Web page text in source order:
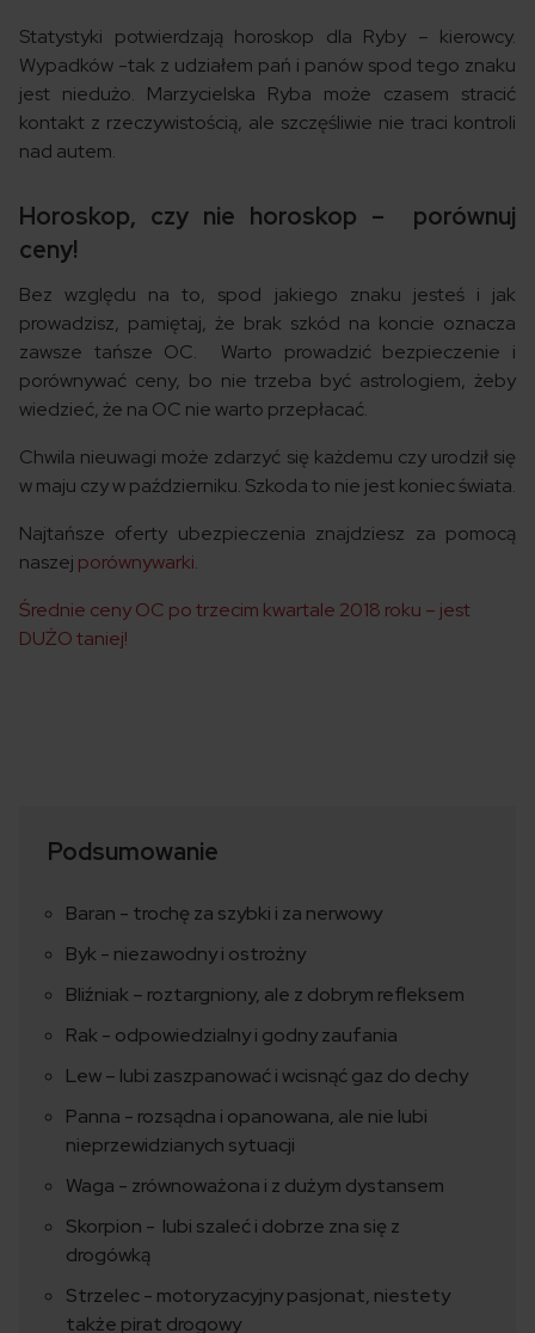
Statystyki potwierdzają horoskop dla Ryby – kierowcy.
Wypadków -tak z udziałem pań i panów spod tego znaku
jest niedużo. Marzycielska Ryba może czasem stracić
kontakt z rzeczywistością, ale szczęśliwie nie traci kontroli
nad autem.
Horoskop, czy nie horoskop – porównuj
ceny!
Bez względu na to, spod jakiego znaku jesteś i jak
prowadzisz, pamiętaj, że brak szkód na koncie oznacza
zawsze tańsze OC. Warto prowadzić bezpieczenie i
porównywać ceny, bo nie trzeba być astrologiem, żeby
wiedzieć, że na OC nie warto przepłacać.
Chwila nieuwagi może zdarzyć się każdemu czy urodził się
w maju czy w październiku. Szkoda to nie jest koniec świata.
Najtańsze oferty ubezpieczenia znajdziesz za pomocą
naszej porównywarki.
Średnie ceny OC po trzecim kwartale 2018 roku – jest
DUŻO taniej!
Podsumowanie
Baran - trochę za szybki i za nerwowy
Byk - niezawodny i ostrożny
Bliźniak – roztargniony, ale z dobrym refleksem
Rak - odpowiedzialny i godny zaufania
Lew – lubi zaszpanować i wcisnąć gaz do dechy
Panna - rozsądna i opanowana, ale nie lubi
nieprzewidzianych sytuacji
Waga - zrównoważona i z dużym dystansem
Skorpion - lubi szaleć i dobrze zna się z
drogówką
Strzelec - motoryzacyjny pasjonat, niestety
także pirat drogowy